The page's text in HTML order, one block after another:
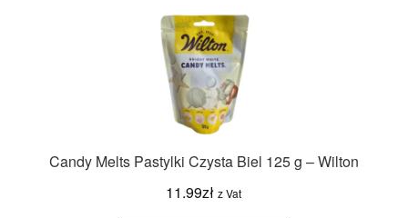
Candy Melts Pastylki Czysta Biel 125 g – Wilton
11.99zł z Vat